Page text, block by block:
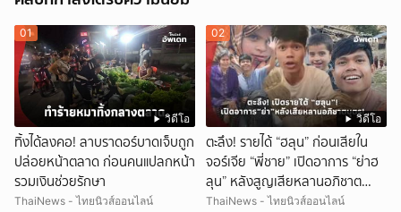
วิดีโอ
01
ทิ้งได้ลงคอ! ลาบราดอร์บาดเจ็บถูก
ปล่อยหน้าตลาด ก่อนคนแปลกหน้า
รวมเงินช่วยรักษา
ThaiNews - ไทยนิวส์ออนไลน์
วิดีโอ
02
ตะลึง! รายได้ “ฮลุน” ก่อนเสียใน
จอร์เจีย “พี่ชาย” เปิดอาการ “ย่าฮ
ลุน” หลังสูญเสียหลานอภิชาต
บุตร!
ThaiNews - ไทยนิวส์ออนไลน์